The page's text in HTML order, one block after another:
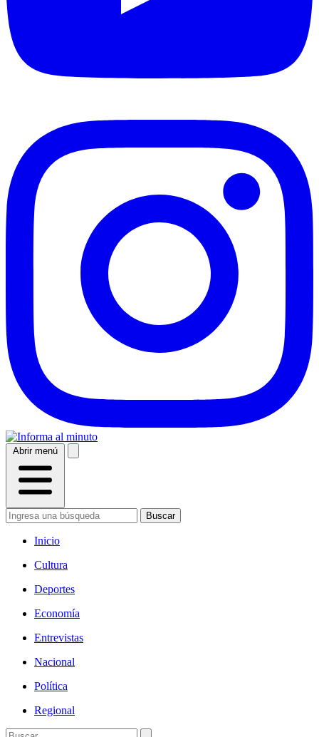
Abrir menú
Buscar
Inicio
Cultura
Deportes
Economía
Entrevistas
Nacional
Política
Regional